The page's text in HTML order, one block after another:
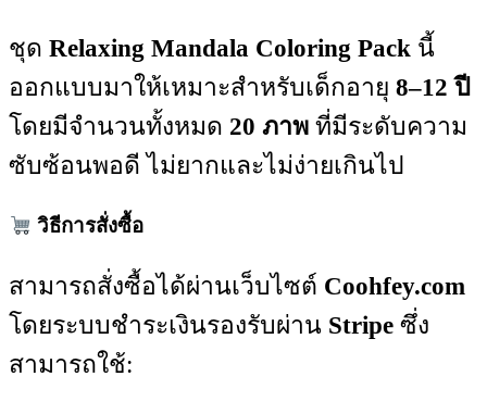
ชุด Relaxing Mandala Coloring Pack นี้
ออกแบบมาให้เหมาะสำหรับเด็กอายุ 8–12 ปี
โดยมีจำนวนทั้งหมด 20 ภาพ ที่มีระดับความ
ซับซ้อนพอดี ไม่ยากและไม่ง่ายเกินไป
วิธีการสั่งซื้อ
สามารถสั่งซื้อได้ผ่านเว็บไซต์ Coohfey.com
โดยระบบชำระเงินรองรับผ่าน Stripe ซึ่ง
สามารถใช้: